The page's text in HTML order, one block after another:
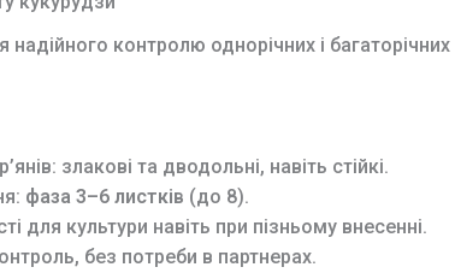
контролю однорічних і
злакові та дводольні, навіть стійкі.
фаза 3–6 листків (до 8).
для культури навіть при пізньому внесенні.
без потреби в партнерах.